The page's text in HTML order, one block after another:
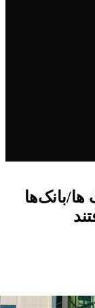
ها/بانک‌ها